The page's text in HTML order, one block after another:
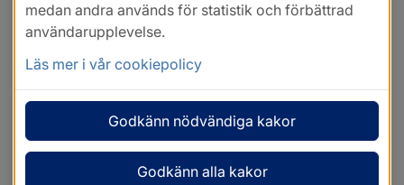
medan andra används för statistik och förbättrad
användarupplevelse.
Läs mer i vår cookiepolicy
Godkänn nödvändiga kakor
Godkänn alla kakor